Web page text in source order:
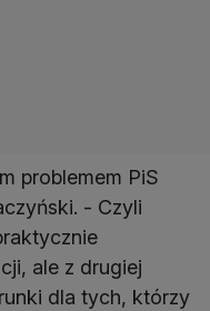
problemem PiS
- Czyli
ale z drugiej
dla tych, którzy